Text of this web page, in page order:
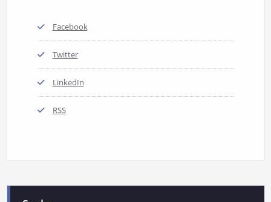
Facebook
Twitter
LinkedIn
RSS